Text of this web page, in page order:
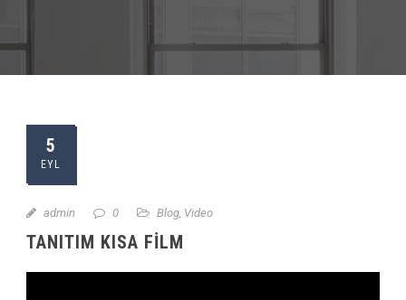
5
EYL
admin 0 Blog, Video
TANITIM KISA FILM